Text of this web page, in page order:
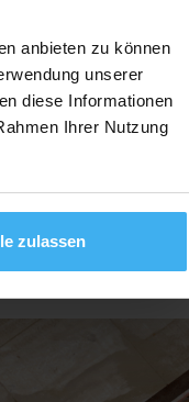
anbieten zu können
unserer
diese Informationen
Ihrer Nutzung
zulassen